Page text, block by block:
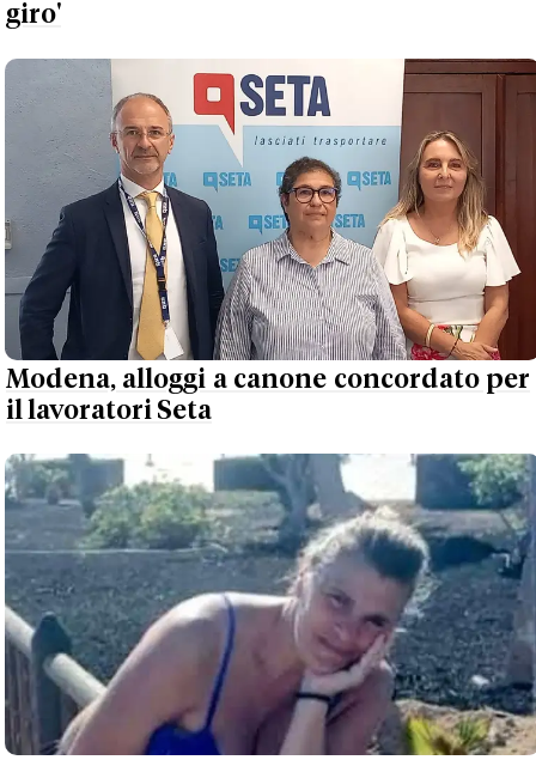
giro'
Modena, alloggi a canone concordato per
il lavoratori Seta